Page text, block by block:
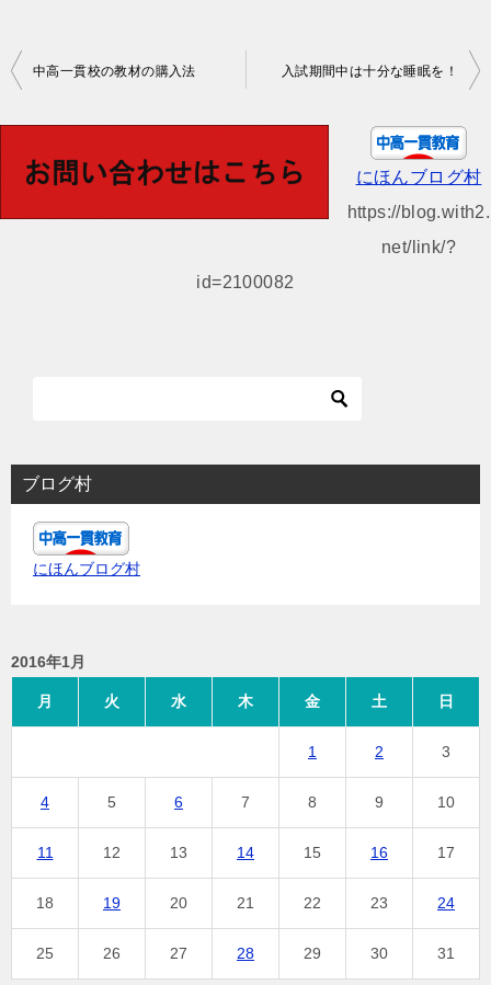
投
ビ
中高一貫校の教材の購入法 入試期間中は十分な睡眠を！
にほんブログ村
https://blog.with2.
net/link/?
id=2100082
ブログ村
にほんブログ村
2016年1月
月 火 水 木 金 土 日
1 2 3
4 5 6 7 8 9 10
11 12 13 14 15 16 17
18 19 20 21 22 23 24
25 26 27 28 29 30 31